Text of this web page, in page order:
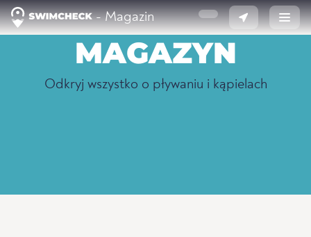
- Magazin
MAGAZYN
Odkryj wszystko o pływaniu i kąpielach